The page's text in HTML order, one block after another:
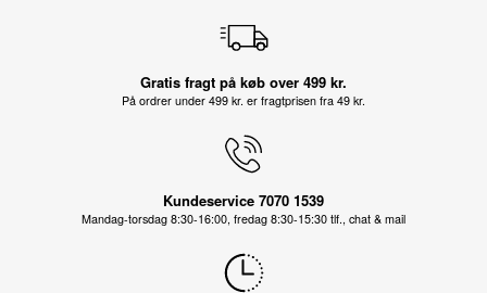
Gratis fragt på køb over 499 kr.
På ordrer under 499 kr. er fragtprisen fra 49 kr.
Kundeservice 7070 1539
Mandag-torsdag 8:30-16:00, fredag 8:30-15:30 tlf., chat & mail